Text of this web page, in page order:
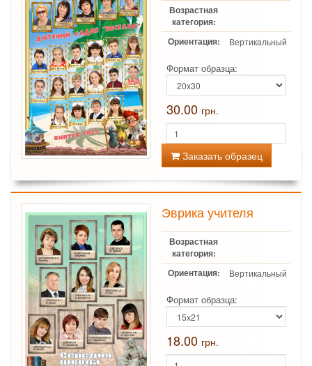
Возрастная
категория:
Ориентация:
Вертикальный
Формат образца:
30.00 грн.
Заказать образец
Эврика учителя
Возрастная
категория:
Ориентация:
Вертикальный
Формат образца:
18.00 грн.